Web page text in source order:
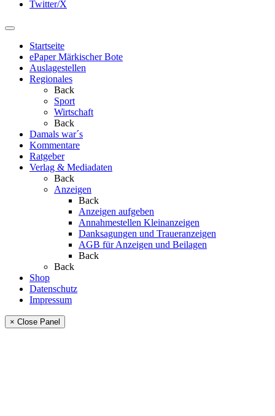
Twitter/X
Startseite
ePaper Märkischer Bote
Auslagestellen
Regionales
Back
Sport
Wirtschaft
Back
Damals war´s
Kommentare
Ratgeber
Verlag & Mediadaten
Back
Anzeigen
Back
Anzeigen aufgeben
Annahmestellen Kleinanzeigen
Danksagungen und Traueranzeigen
AGB für Anzeigen und Beilagen
Back
Back
Shop
Datenschutz
Impressum
× Close Panel